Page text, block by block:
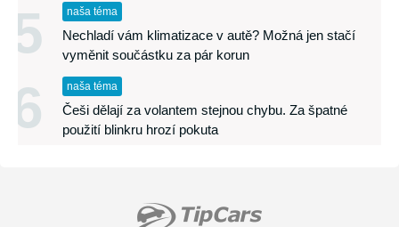
5 naša téma
Nechladí vám klimatizace v autě? Možná jen stačí
vyměnit součástku za pár korun
6 naša téma
Češi dělají za volantem stejnou chybu. Za špatné
použití blinkru hrozí pokuta